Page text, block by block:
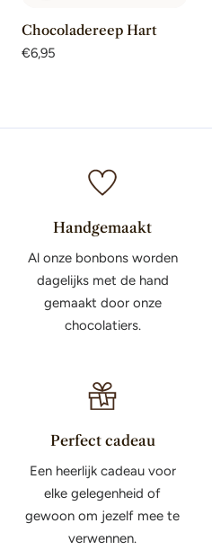
Chocoladereep Hart
Normale
€6,95
Handgemaakt
Al onze bonbons worden
dagelijks met de hand
gemaakt door onze
chocolatiers.
Perfect cadeau
Een heerlijk cadeau voor
elke gelegenheid of
gewoon om jezelf mee te
verwennen.